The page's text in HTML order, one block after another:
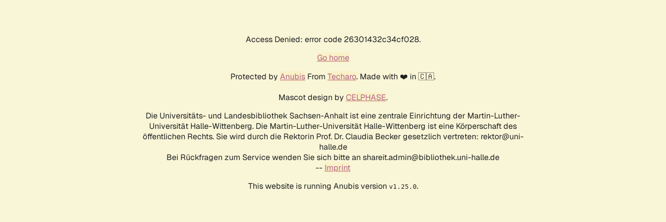
Access Denied: error code 26301432c34cf028.
Go home
Protected by Anubis From Techaro. Made with ❤️ in 🇨🇦.
Mascot design by CELPHASE.
Die Universitäts- und Landesbibliothek Sachsen-Anhalt ist eine zentrale Einrichtung der Martin-Luther-
Universität Halle-Wittenberg. Die Martin-Luther-Universität Halle-Wittenberg ist eine Körperschaft des
öffentlichen Rechts. Sie wird durch die Rektorin Prof. Dr. Claudia Becker gesetzlich vertreten: rektor@uni-
halle.de
Bei Rückfragen zum Service wenden Sie sich bitte an shareit.admin@bibliothek.uni-halle.de
-- Imprint
This website is running Anubis version v1.25.0.